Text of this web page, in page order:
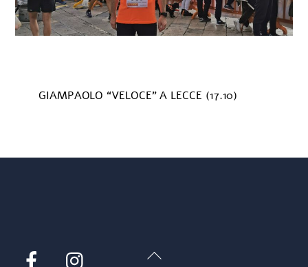
GIAMPAOLO “VELOCE” A LECCE (17.10)
Back
Facebook